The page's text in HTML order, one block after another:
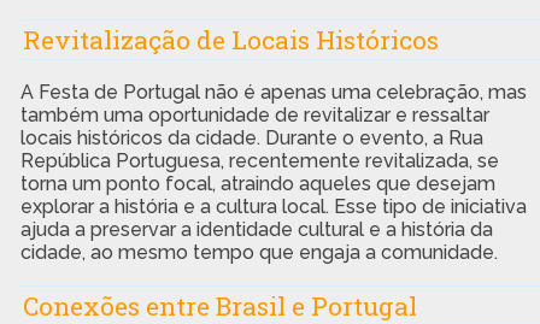
Revitalização de Locais Históricos
A Festa de Portugal não é apenas uma celebração, mas
também uma oportunidade de revitalizar e ressaltar
locais históricos da cidade. Durante o evento, a Rua
República Portuguesa, recentemente revitalizada, se
torna um ponto focal, atraindo aqueles que desejam
explorar a história e a cultura local. Esse tipo de iniciativa
ajuda a preservar a identidade cultural e a história da
cidade, ao mesmo tempo que engaja a comunidade.
Conexões entre Brasil e Portugal